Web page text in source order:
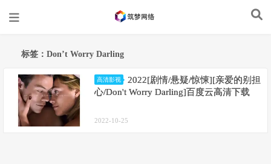
标签：Don’t Worry Darling
高清影视
2022[剧情/悬疑/惊悚][亲爱的别担
心/Don't Worry Darling]百度云高清下载
2022-10-25